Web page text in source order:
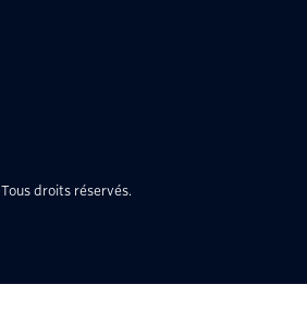
Tous droits réservés.